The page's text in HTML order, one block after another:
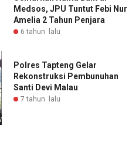
Medsos, JPU Tuntut Febi Nur
Amelia 2 Tahun Penjara
6 tahun lalu
Polres Tapteng Gelar
Rekonstruksi Pembunuhan
Santi Devi Malau
7 tahun lalu